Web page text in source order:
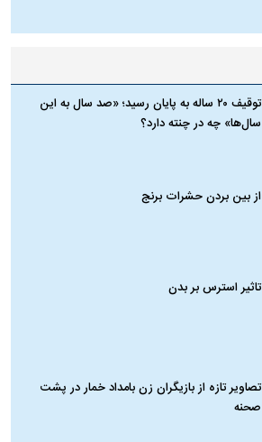
توقیف ۲۰ ساله به پایان رسید؛ «صد سال به این
سال‌ها» چه در چنته دارد؟
از بین بردن حشرات برنج
تاثیر استرس بر بدن
تصاویر تازه از بازیگران زن بامداد خمار در پشت
صحنه